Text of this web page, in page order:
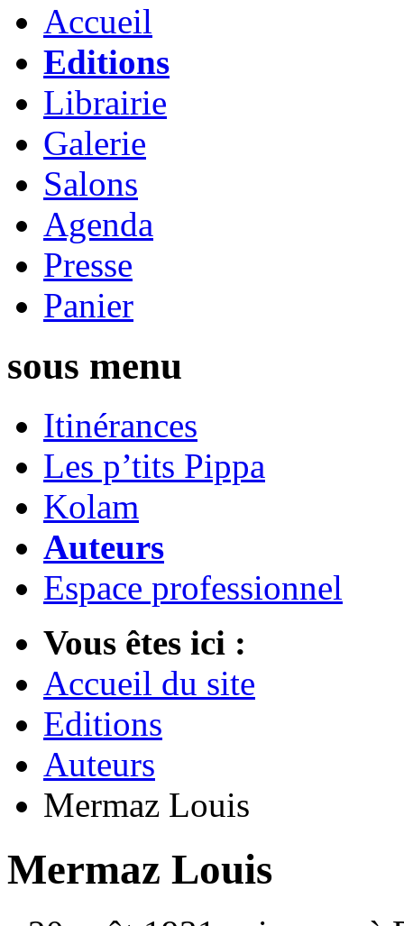
Accueil
Editions
Librairie
Galerie
Salons
Agenda
Presse
Panier
sous menu
Itinérances
Les p’tits Pippa
Kolam
Auteurs
Espace professionnel
Vous êtes ici :
Accueil du site
Editions
Auteurs
Mermaz Louis
Mermaz Louis